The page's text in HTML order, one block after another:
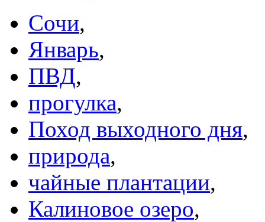
Сочи,
Январь,
ПВД,
прогулка,
Поход выходного дня,
природа,
чайные плантации,
Калиновое озеро,